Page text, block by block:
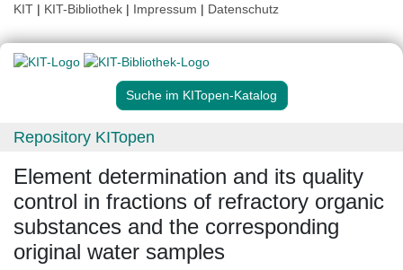
KIT | KIT-Bibliothek | Impressum | Datenschutz
Suche im KITopen-Katalog
Repository KITopen
Element determination and its quality
control in fractions of refractory organic
substances and the corresponding
original water samples